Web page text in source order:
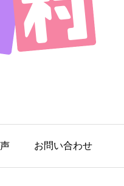
お問い合わせ